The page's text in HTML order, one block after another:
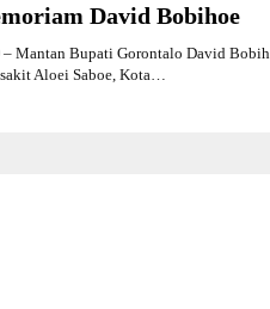
David Bobihoe
Mantan Bupati Gorontalo David
Aloei Saboe, Kota…